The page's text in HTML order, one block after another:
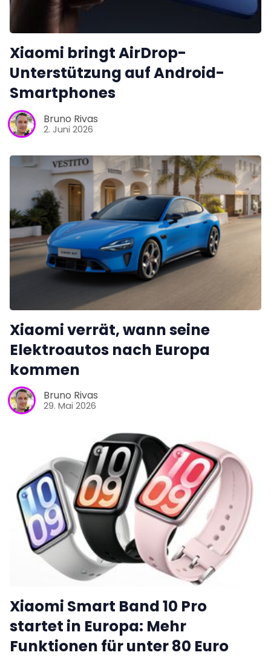
Xiaomi bringt AirDrop-
Unterstützung auf Android-
Smartphones
Bruno Rivas
2. Juni 2026
Xiaomi verrät, wann seine
Elektroautos nach Europa
kommen
Bruno Rivas
29. Mai 2026
Xiaomi Smart Band 10 Pro
startet in Europa: Mehr
Funktionen für unter 80 Euro